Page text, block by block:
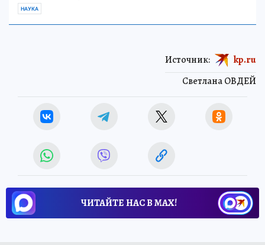
НАУКА
Светлана ОВДЕЙ
Источник: kp.ru
ЧИТАЙТЕ НАС В МАХ!